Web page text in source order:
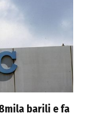
barili e fa